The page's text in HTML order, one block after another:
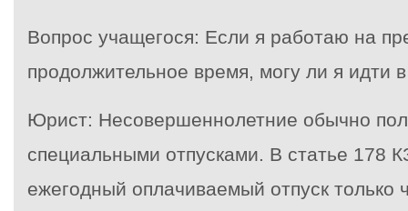
Вопрос учащегося: Если я работаю на
продолжительное время, могу ли я идти в
Юрист: Несовершеннолетние обычно
специальными отпусками. В статье 178
ежегодный оплачиваемый отпуск только